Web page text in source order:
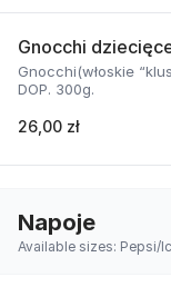
Gnocchi
Gnocchi(włoskie
DOP. 300g.
26,00 zł
Napoje
Available sizes: Pepsi/